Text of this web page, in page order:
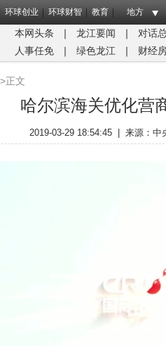
环球创业 环球财智 教育 地方
本网头条 ｜ 龙江要闻 ｜ 对话
人事任免
｜ 绿色龙江 ｜ 财经
正文
哈尔滨海关优化营
2019-03-29 18:54:45 来源： 中